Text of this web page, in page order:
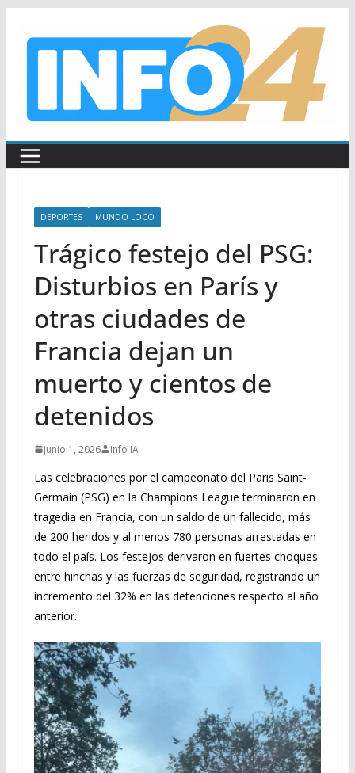
DEPORTES MUNDO LOCO
Trágico festejo del PSG:
Disturbios en París y
otras ciudades de
Francia dejan un
muerto y cientos de
detenidos
junio 1, 2026 Info IA
Las celebraciones por el campeonato del Paris Saint-
Germain (PSG) en la Champions League terminaron en
tragedia en Francia, con un saldo de un fallecido, más
de 200 heridos y al menos 780 personas arrestadas en
todo el país. Los festejos derivaron en fuertes choques
entre hinchas y las fuerzas de seguridad, registrando un
incremento del 32% en las detenciones respecto al año
anterior.